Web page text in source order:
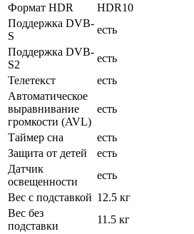
Формат HDR
HDR10
Поддержка DVB-
S
есть
Поддержка DVB-
S2
есть
Телетекст
есть
Автоматическое
выравнивание
громкости (AVL)
есть
Таймер сна
есть
Защита от детей
есть
Датчик
освещенности
есть
Вес с подставкой 12.5 кг
Вес без
подставки
11.5 кг